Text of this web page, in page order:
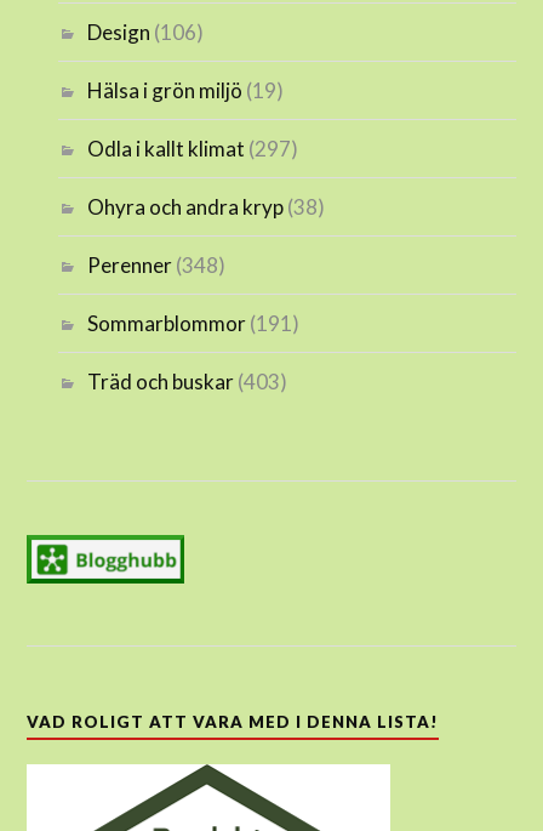
Design (106)
Hälsa i grön miljö (19)
Odla i kallt klimat (297)
Ohyra och andra kryp(38)
Perenner(348)
Sommarblommor(191)
Träd och buskar(403)
VAD ROLIGT ATT VARA MED I DENNA LISTA!